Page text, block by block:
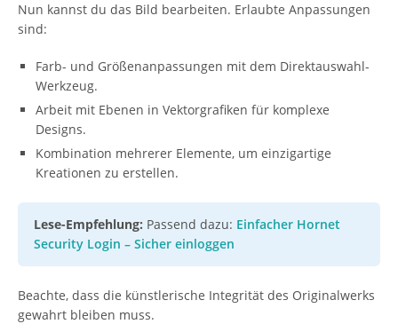
Nun kannst du das Bild bearbeiten. Erlaubte Anpassungen
sind:
Farb- und Größenanpassungen mit dem Direktauswahl-
Werkzeug.
Arbeit mit Ebenen in Vektorgrafiken für komplexe
Designs.
Kombination mehrerer Elemente, um einzigartige
Kreationen zu erstellen.
Lese-Empfehlung: Passend dazu: Einfacher Hornet
Security Login – Sicher einloggen
Beachte, dass die künstlerische Integrität des Originalwerks
gewahrt bleiben muss.